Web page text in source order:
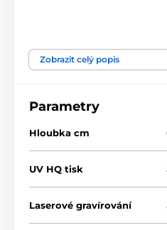
Firmy Skleněné
Zobrazit celý popis
Parametry
Hloubka cm
UV HQ tisk
Laserové gravírování